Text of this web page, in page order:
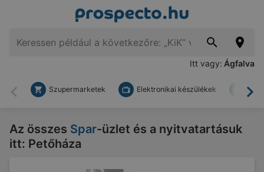
Itt vagy: Ágfalva
Vissza
Szupermarketek Elektronikai készülékek
Az összes Spar-üzlet és a nyitvatartásuk
itt: Petőháza